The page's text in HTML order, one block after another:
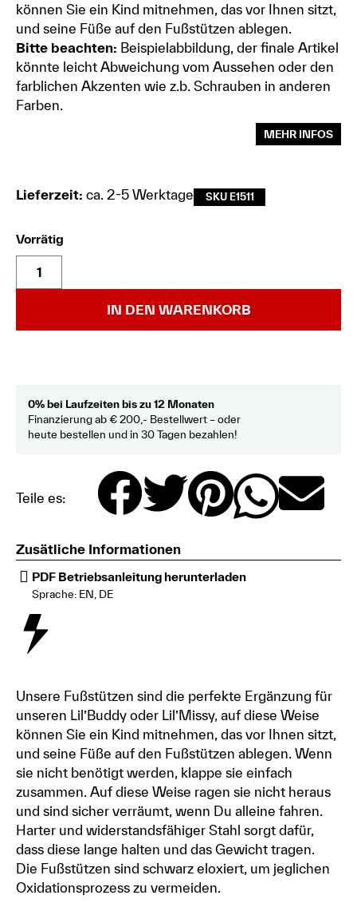
können Sie ein Kind mitnehmen, das vor Ihnen sitzt,
und seine Füße auf den Fußstützen ablegen.
Bitte beachten: Beispielabbildung, der finale Artikel
könnte leicht Abweichung vom Aussehen oder den
farblichen Akzenten wie z.b. Schrauben in anderen
Farben.
MEHR INFOS
Lieferzeit: ca. 2-5 Werktage SKU E1511
Vorrätig
IN DEN WARENKORB
0% bei Laufzeiten bis zu 12 Monaten
Finanzierung ab € 200,- Bestellwert – oder
heute bestellen und in 30 Tagen bezahlen!
Teile es:
Zusätliche Informationen
PDF Betriebsanleitung herunterladen
Sprache: EN, DE
Unsere Fußstützen sind die perfekte Ergänzung für
unseren Lil’Buddy oder Lil’Missy, auf diese Weise
können Sie ein Kind mitnehmen, das vor Ihnen sitzt,
und seine Füße auf den Fußstützen ablegen. Wenn
sie nicht benötigt werden, klappe sie einfach
zusammen. Auf diese Weise ragen sie nicht heraus
und sind sicher verräumt, wenn Du alleine fahren.
Harter und widerstandsfähiger Stahl sorgt dafür,
dass diese lange halten und das Gewicht tragen.
Die Fußstützen sind schwarz eloxiert, um jeglichen
Oxidationsprozess zu vermeiden.